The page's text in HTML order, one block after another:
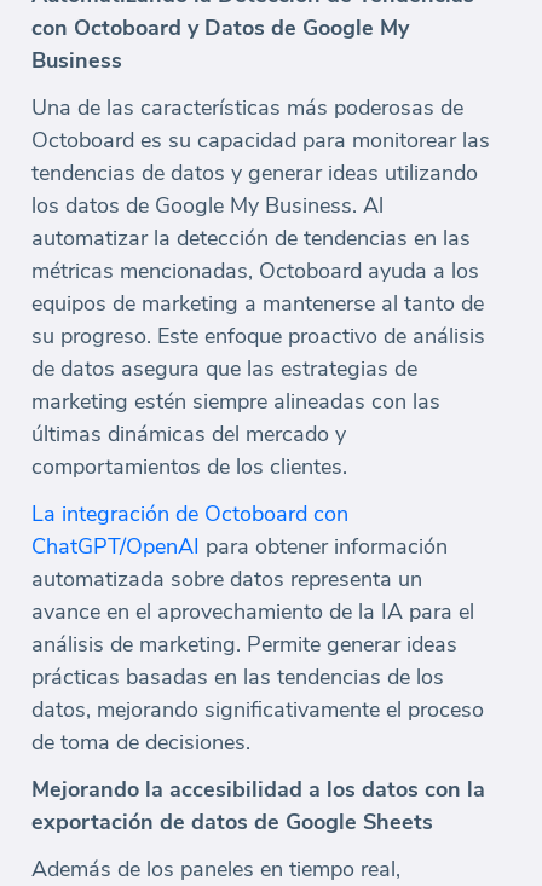
con Octoboard y Datos de Google My
Business
Una de las características más poderosas de
Octoboard es su capacidad para monitorear las
tendencias de datos y generar ideas utilizando
los datos de Google My Business. Al
automatizar la detección de tendencias en las
métricas mencionadas, Octoboard ayuda a los
equipos de marketing a mantenerse al tanto de
su progreso. Este enfoque proactivo de análisis
de datos asegura que las estrategias de
marketing estén siempre alineadas con las
últimas dinámicas del mercado y
comportamientos de los clientes.
La integración de Octoboard con
ChatGPT/OpenAI para obtener información
automatizada sobre datos representa un
avance en el aprovechamiento de la IA para el
análisis de marketing. Permite generar ideas
prácticas basadas en las tendencias de los
datos, mejorando significativamente el proceso
de toma de decisiones.
Mejorando la accesibilidad a los datos con la
exportación de datos de Google Sheets
Además de los paneles en tiempo real,